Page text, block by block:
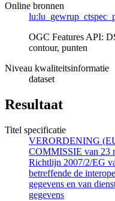
Online bronnen
OGC Features API:
contour, punten
Niveau kwaliteitsinformatie
dataset
Resultaat
Titel specificatie
VERORDENING
COMMISSIE van 23
Richtlijn 2007/2/EG
betreffende de
gegevens en van
gegevens